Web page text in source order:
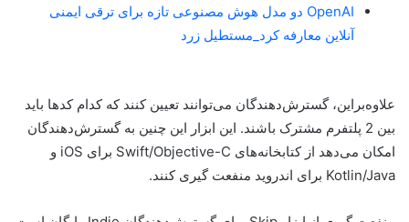
OpenAI دو مدل هوش مصنوعی تازه برای ترقی ایمنی
آنلاین معارفه کرد_مستطیل زرد
علاوه‌براین، گسترش‌دهندگان می‌توانند تعیین کنند که کدام کدها باید
بین 2 پلتفرم مشترک باشند. این ابزار این چنین به گسترش‌دهندگان
امکان می‌دهد از کتابخانه‌های Swift/Objective-C برای iOS و
Kotlin/Java برای اندروید منفعت گیری کنند.